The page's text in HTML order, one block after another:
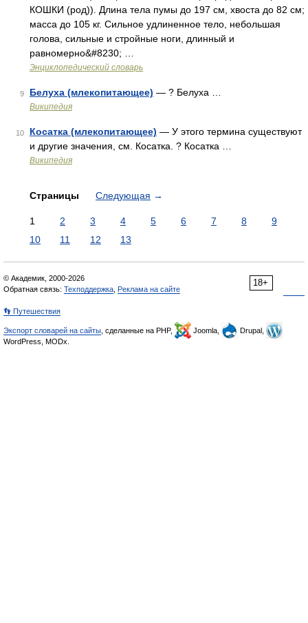
КОШКИ (род)). Длина тела пумы до 197 см, хвоста до 82 см;
масса до 105 кг. Сильное удлиненное тело, небольшая
голова, сильные и стройные ноги, длинный и
равномерно&#8230; …
Энциклопедический словарь
9 Белуха (млекопитающее) — ? Белуха …
Википедия
10 Косатка (млекопитающее) — У этого термина существуют
и другие значения, см. Косатка. ? Косатка …
Википедия
Страницы Следующая →
1 2 3 4 5 6 7 8
9
10
11 12 13
18+
© Академик, 2000-2026
Обратная связь: Техподдержка Реклама на сайте
👣 Путешествия
Экспорт словарей на сайты , сделанные на PHP, Joomla,
Drupal,
WordPress, MODx.